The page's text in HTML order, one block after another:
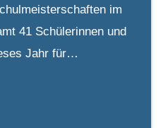
im
41 Schülerinnen und
Jahr für…